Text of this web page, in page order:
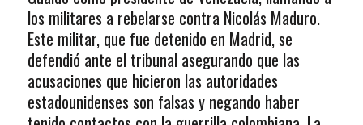
los militares a rebelarse contra Nicolás Maduro.
Este militar, que fue detenido en Madrid, se
defendió ante el tribunal asegurando que las
acusaciones que hicieron las autoridades
estadounidenses son falsas y negando haber